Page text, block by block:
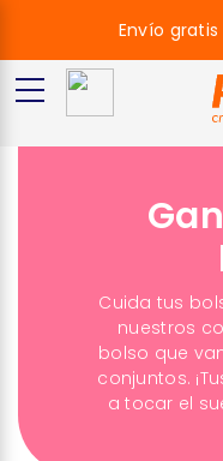
Cuida tus
nuestros
bolso que
conjuntos.
a tocar el
Envío